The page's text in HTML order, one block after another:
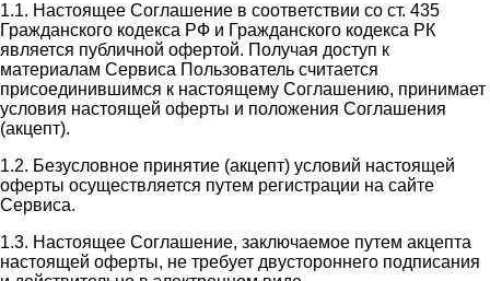
1.1. Настоящее Соглашение в соответствии со ст. 435
Гражданского кодекса РФ и Гражданского кодекса РК
является публичной офертой. Получая доступ к
материалам Сервиса Пользователь считается
присоединившимся к настоящему Соглашению, принимает
условия настоящей оферты и положения Соглашения
(акцепт).
1.2. Безусловное принятие (акцепт) условий настоящей
оферты осуществляется путем регистрации на сайте
Сервиса.
1.3. Настоящее Соглашение, заключаемое путем акцепта
настоящей оферты, не требует двустороннего подписания